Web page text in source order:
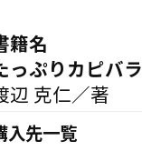
籍名
っぷりカピバラ
辺 克仁／著
入先一覧